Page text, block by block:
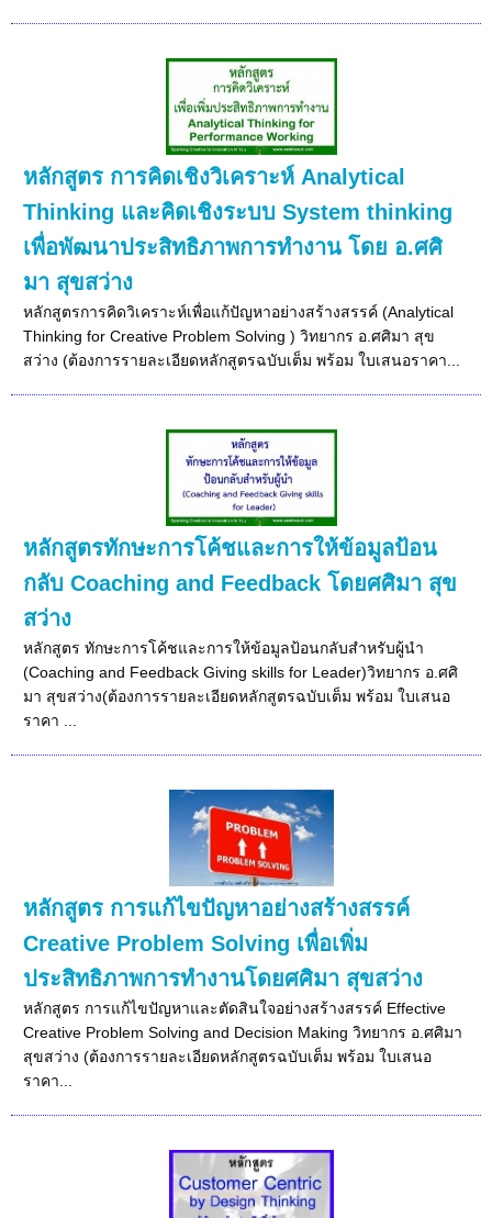
หลักสูตร การคิดเชิงวิเคราะห์ Analytical
Thinking และคิดเชิงระบบ System thinking
เพื่อพัฒนาประสิทธิภาพการทำงาน โดย อ.ศศิ
มา สุขสว่าง
หลักสูตรการคิดวิเคราะห์เพื่อแก้ปัญหาอย่างสร้างสรรค์ (Analytical
Thinking for Creative Problem Solving ) วิทยากร อ.ศศิมา สุข
สว่าง (ต้องการรายละเอียดหลักสูตรฉบับเต็ม พร้อม ใบเสนอราคา...
หลักสูตรทักษะการโค้ชและการให้ข้อมูลป้อน
กลับ Coaching and Feedback โดยศศิมา สุข
สว่าง
หลักสูตร ทักษะการโค้ชและการให้ข้อมูลป้อนกลับสำหรับผู้นำ
(Coaching and Feedback Giving skills for Leader)วิทยากร อ.ศศิ
มา สุขสว่าง(ต้องการรายละเอียดหลักสูตรฉบับเต็ม พร้อม ใบเสนอ
ราคา ...
หลักสูตร การแก้ไขปัญหาอย่างสร้างสรรค์
Creative Problem Solving เพื่อเพิ่ม
ประสิทธิภาพการทำงานโดยศศิมา สุขสว่าง
หลักสูตร การแก้ไขปัญหาและตัดสินใจอย่างสร้างสรรค์ Effective
Creative Problem Solving and Decision Making วิทยากร อ.ศศิมา
สุขสว่าง (ต้องการรายละเอียดหลักสูตรฉบับเต็ม พร้อม ใบเสนอ
ราคา...